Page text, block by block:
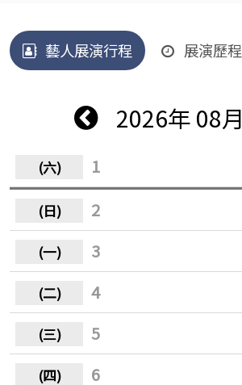
藝人展演行程 展演歷程
2026年 08月
1
2
3
4
5
6